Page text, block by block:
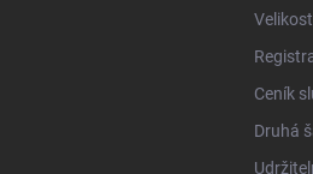
Ceník
Druhá